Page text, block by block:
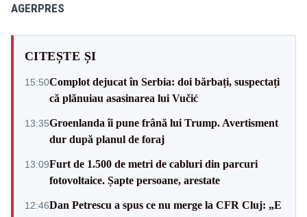
AGERPRES
CITEȘTE ȘI
15:50Complot dejucat în Serbia: doi bărbați, suspectați
că plănuiau asasinarea lui Vučić
13:35Groenlanda îi pune frână lui Trump. Avertisment
dur după planul de foraj
13:09Furt de 1.500 de metri de cabluri din parcuri
fotovoltaice. Șapte persoane, arestate
12:46Dan Petrescu a spus ce nu merge la CFR Cluj: „E